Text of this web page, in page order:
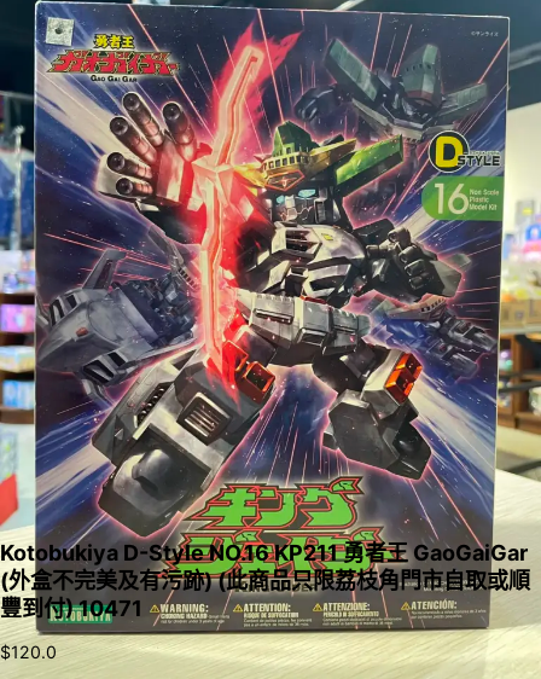
入購物車
Kotobukiya D-Style NO.16 KP211 勇者王 GaoGaiGar
(外盒不完美及有污跡) (此商品只限荔枝角門市自取或順
豐到付) 10471
$120.0